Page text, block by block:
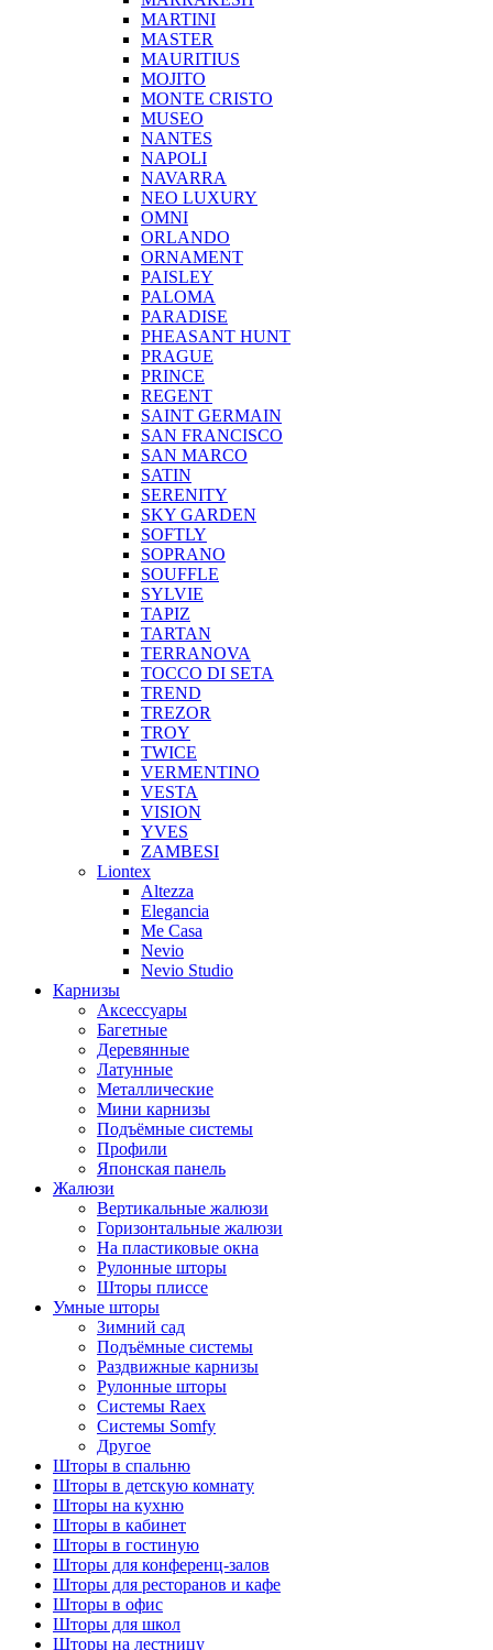
MARTINI
MASTER
MAURITIUS
MOJITO
MONTE CRISTO
MUSEO
NANTES
NAPOLI
NAVARRA
NEO LUXURY
OMNI
ORLANDO
ORNAMENT
PAISLEY
PALOMA
PARADISE
PHEASANT HUNT
PRAGUE
PRINCE
REGENT
SAINT GERMAIN
SAN FRANCISCO
SAN MARCO
SATIN
SERENITY
SKY GARDEN
SOFTLY
SOPRANO
SOUFFLE
SYLVIE
TAPIZ
TARTAN
TERRANOVA
TOCCO DI SETA
TREND
TREZOR
TROY
TWICE
VERMENTINO
VESTA
VISION
YVES
ZAMBESI
Liontex
Altezza
Elegancia
Me Casa
Nevio
Nevio Studio
Карнизы
Аксессуары
Багетные
Деревянные
Латунные
Металлические
Мини карнизы
Подъёмные системы
Профили
Японская панель
Жалюзи
Вертикальные жалюзи
Горизонтальные жалюзи
На пластиковые окна
Рулонные шторы
Шторы плиссе
Умные шторы
Зимний сад
Подъёмные системы
Раздвижные карнизы
Рулонные шторы
Системы Raex
Системы Somfy
Другое
Шторы в спальню
Шторы в детскую комнату
Шторы на кухню
Шторы в кабинет
Шторы в гостиную
Шторы для конференц-залов
Шторы для ресторанов и кафе
Шторы в офис
Шторы для школ
Шторы на лестницу